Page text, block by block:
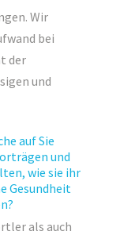
Wir
bei
der
und
auf Sie
und
wie sie ihr
Gesundheit
als auch